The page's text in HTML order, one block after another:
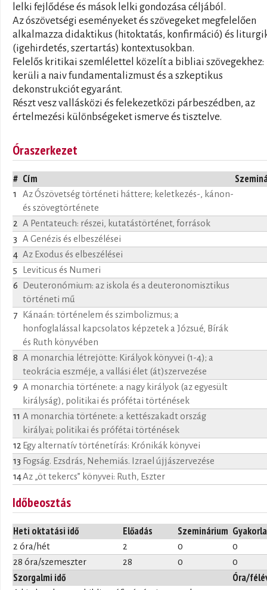
lelki fejlődése és mások lelki gondozása céljából.
Az ószövetségi eseményeket és szövegeket megfelelően
alkalmazza didaktikus (hitoktatás, konfirmáció) és
(igehirdetés, szertartás) kontextusokban.
Felelős kritikai szemlélettel közelít a bibliai szövegekhez:
kerüli a naiv fundamentalizmust és a szkeptikus
dekonstrukciót egyaránt.
Részt vesz vallásközi és felekezetközi párbeszédben, az
értelmezési különbségeket ismerve és tisztelve.
Óraszerkezet
# Cím
1
Az Ószövetség történeti háttere; keletkezés-, kánon-
és szövegtörténete
2
A Pentateuch: részei, kutatástörténet, források
3
A Genézis és elbeszélései
4 Az Exodus és elbeszélései
5
Leviticus és Numeri
6
Deuteronómium: az iskola és a deuteronomisztikus
történeti mű
7
Kánaán: történelem és szimbolizmus; a
honfoglalással kapcsolatos képzetek a Józsué, Bírák
és Ruth könyvében
8 A monarchia létrejötte: Királyok könyvei (1-4); a
teokrácia eszméje, a vallási élet (át)szervezése
9 A monarchia története: a nagy királyok (az egyesült
királyság), politikai és prófétai történések
11 A monarchia története: a kettészakadt ország
királyai; politikai és prófétai történések
12 Egy alternatív történetírás: Krónikák könyvei
13 Fogság. Ezsdrás, Nehemiás. Izrael újjászervezése
14Az „öt tekercs” könyvei: Ruth, Eszter
Időbeosztás
Heti oktatási idő Előadás Szeminárium
2 óra/hét 2 0
0
28 óra/szemeszter
28 0 0
Szorgalmi idő Óra/